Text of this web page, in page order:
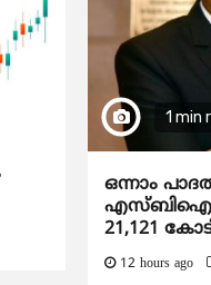
1 min
ഒന്നാം
21,121
12 hours ago